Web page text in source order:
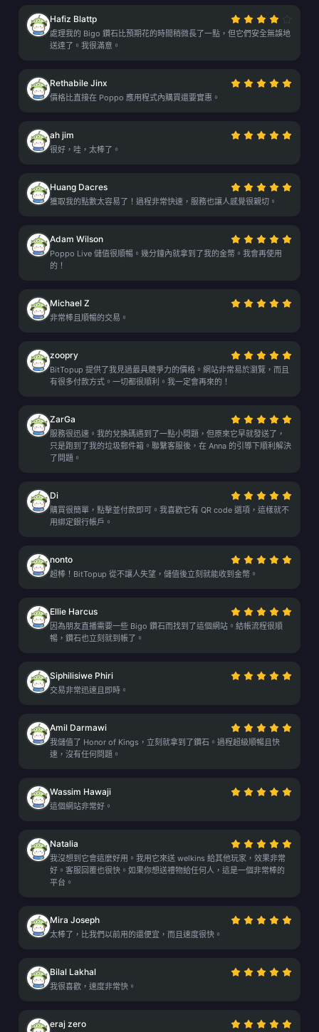
Hafiz Blattp
處理我的 Bigo 鑽石比預期花的時間稍微長了一點，但它們安全無誤地
送達了。我很滿意。
Rethabile Jinx
價格比直接在 Poppo 應用程式內購買還要實惠。
ah jim
很好，哇，太棒了。
Huang Dacres
獲取我的點數太容易了！過程非常快速，服務也讓人感覺很親切。
Adam Wilson
Poppo Live 儲值很順暢。幾分鐘內就拿到了我的金幣。我會再使用
的！
Michael Z
非常棒且順暢的交易。
zoopry
BitTopup 提供了我見過最具競爭力的價格。網站非常易於瀏覽，而且
有很多付款方式。一切都很順利。我一定會再來的！
ZarGa
服務很迅速。我的兌換碼遇到了一點小問題，但原來它早就發送了，
只是跑到了我的垃圾郵件箱。聯繫客服後，在 Anna 的引導下順利解決
了問題。
Di
購買很簡單，點擊並付款即可。我喜歡它有 QR code 選項，這樣就不
用綁定銀行帳戶。
nonto
超棒！BitTopup 從不讓人失望，儲值後立刻就能收到金幣。
Ellie Harcus
因為朋友直播需要一些 Bigo 鑽石而找到了這個網站。結帳流程很順
暢，鑽石也立刻就到帳了。
Siphilisiwe Phiri
交易非常迅速且即時。
Amil Darmawi
我儲值了 Honor of Kings，立刻就拿到了鑽石。過程超級順暢且快
速，沒有任何問題。
Wassim Hawaji
這個網站非常好。
Natalia
我沒想到它會這麼好用。我用它來送 welkins 給其他玩家，效果非常
好。客服回覆也很快。如果你想送禮物給任何人，這是一個非常棒的
平台。
Mira Joseph
太棒了，比我們以前用的還便宜，而且速度很快。
Bilal Lakhal
我很喜歡，速度非常快。
eraj zero